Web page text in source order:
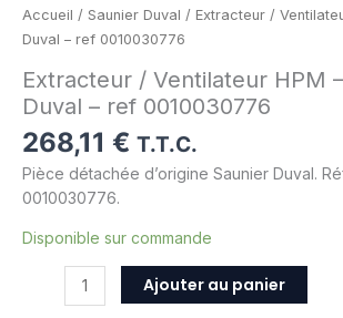
Accueil / Saunier Duval / Extracteur /
Duval – ref 0010030776
Extracteur / Ventilateur HPM
Duval – ref 0010030776
268,11 € T.T.C.
Pièce détachée d’origine Saunier Duval.
0010030776.
Disponible sur commande
Ajouter au panier